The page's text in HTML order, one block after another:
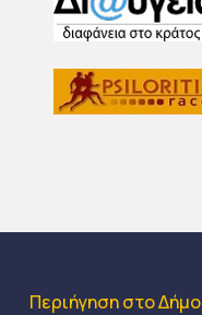
Περιήγηση στο Δήμο